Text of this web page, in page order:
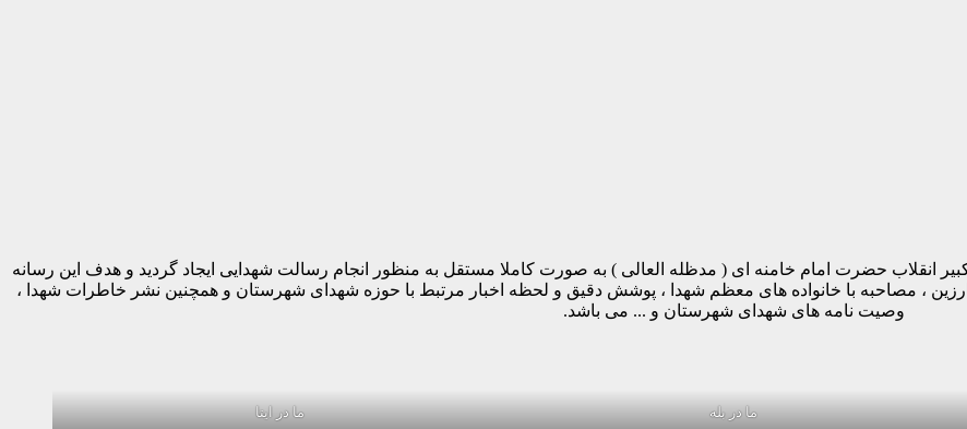
پیروی از دستورات رهبر کبیر انقلاب حضرت امام خامنه ای ( مدظله العالی ) به صورت کاملا مستقل به منظور انجام رسالت شهدایی ایجاد گردید و هدف این رسانه
، مصاحبه با خانواده های معظم شهدا ، پوشش دقیق و لحظه اخبار مرتبط با حوزه شهدای شهرستان و همچنین نشر خاطرات شهدا ،
وصیت نامه های شهدای شهرستان و ... می باشد.
ما در بله ما در ایتا